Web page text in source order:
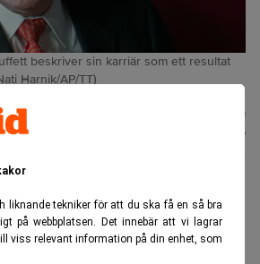
liknande tekniker för att du ska få en så bra
på webbplatsen. Det innebär att vi lagrar
viss relevant information på din enhet, som
beskriver sin karriär som ett resultat
Harnik/AP/TT)
20 juli 2026
21 juli 2026
96 nästa månad. I en intervju
tillbaka på sin investeringskarriär
ett resultat av tillfälligheter.